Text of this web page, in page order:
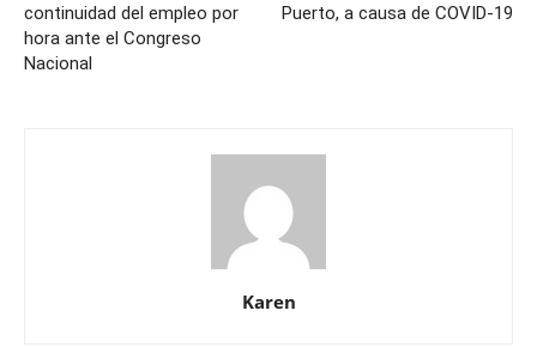
continuidad del empleo por
hora ante el Congreso
Nacional
Puerto, a causa de COVID-19
Karen